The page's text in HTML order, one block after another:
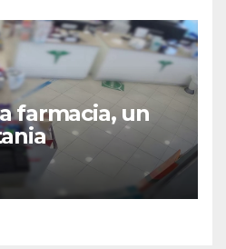
farmacia, un